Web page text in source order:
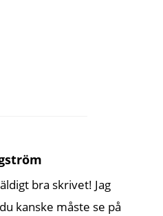
bra skrivet! Jag
kanske måste se på